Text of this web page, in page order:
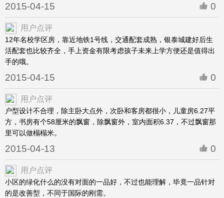
2015-04-15 0
用户点评
12年名校学区房，靠近地铁1号线，交通配套成熟，银泰城建好后生
活配套也比较齐全，手上资金有限考虑孩子未来上学方便还是值得出
手的哦。
2015-04-15 0
用户点评
户型设计不合理，除主卧大点外，次卧和客房都很小，儿童房6.27平
方，书房有个58厘米的飘窗，除飘窗外，室内面积6.37，不过飘窗那
里可以做榻榻米。
2015-04-13 0
用户点评
小区的绿化什么的没有对面的一品好，不过也能理解，毕竟一品针对
的是改善型，不同于国际的刚需。